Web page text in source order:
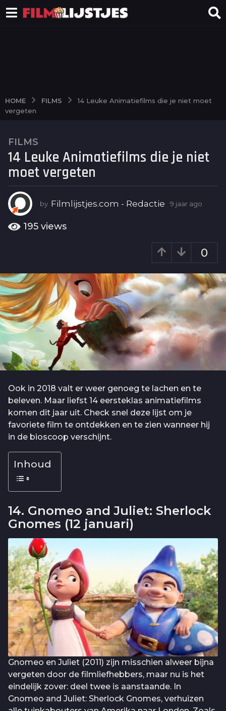
HOME FILMS
14 Leuke Animatiefilms die je niet moet
vergeten
9
j
a
a
g
o
a
r
a
g
o
FILMS
14 Leuke Animatiefilms die je niet
moet vergeten
by Filmlijstjes.com - Redactie 9 jaar ago
a
195 views
0
Ook in 2018 valt er weer genoeg te lachen en te
beleven. Maar liefst 14 eersteklas animatiefilms
komen dit jaar uit. Check snel deze lijst om je
favoriete film te ontdekken en te zien wanneer hij
in de bioscoop verschijnt.
Inhoud
14. Gnomeo and Juliet: Sherlock
Gnomes (12 januari)
Gnomeo en Juliet (2011) zijn misschien alweer bijna
vergeten door de filmliefhebbers, maar nu is het
eindelijk zover: deel twee is aanstaande. In
Gnomeo and Juliet: Sherlock Gnomes, verhuizen